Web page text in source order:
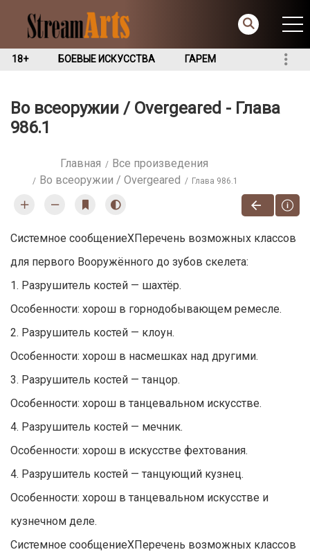
18+ БОЕВЫЕ ИСКУССТВА ГАРЕМ
Во всеоружии / Overgeared - Глава
986.1
Главная
Все произведения
Во всеоружии / Overgeared
Глава 986.1
Системное сообщениеXПеречень возможных классов
для первого Вооружённого до зубов скелета:
1. Разрушитель костей — шахтёр.
Особенности: хорош в горнодобывающем ремесле.
2. Разрушитель костей — клоун.
Особенности: хорош в насмешках над другими.
3. Разрушитель костей — танцор.
Особенности: хорош в танцевальном искусстве.
4. Разрушитель костей — мечник.
Особенности: хорош в искусстве фехтования.
4. Разрушитель костей — танцующий кузнец.
Особенности: хорош в танцевальном искусстве и
кузнечном деле.
Системное сообщениеXПеречень возможных классов